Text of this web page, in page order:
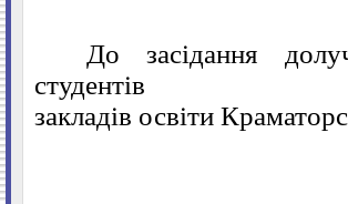
До засідання
студентів
закладів освіти